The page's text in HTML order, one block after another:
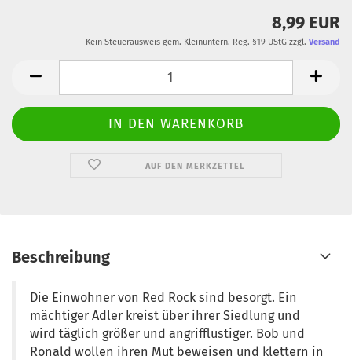
8,99 EUR
Kein Steuerausweis gem. Kleinuntern.-Reg. §19 UStG zzgl. Versand
AUF DEN MERKZETTEL
Beschreibung
Die Einwohner von Red Rock sind besorgt. Ein
mächtiger Adler kreist über ihrer Siedlung und
wird täglich größer und angrifflustiger. Bob und
Ronald wollen ihren Mut beweisen und klettern in